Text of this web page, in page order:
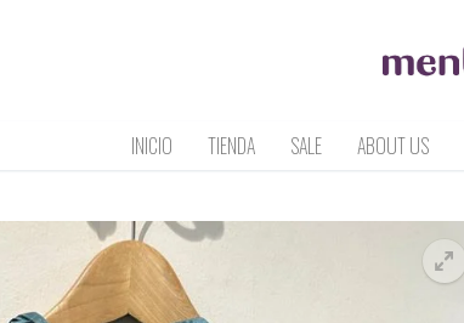
INICIO TIENDA SALE ABOUT US